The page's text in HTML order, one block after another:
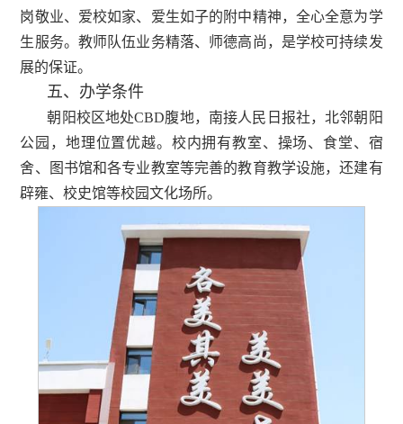
岗敬业、爱校如家、爱生如子的附中精神，全心全意为学
生服务。教师队伍业务精落、师德高尚，是学校可持续发
展的保证。
五、办学条件
朝阳校区地处CBD腹地，南接人民日报社，北邻朝阳
公园，地理位置优越。校内拥有教室、操场、食堂、宿
舍、图书馆和各专业教室等完善的教育教学设施，还建有
辟雍、校史馆等校园文化场所。